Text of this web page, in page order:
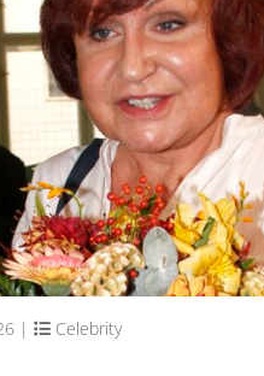
|
Celebrity